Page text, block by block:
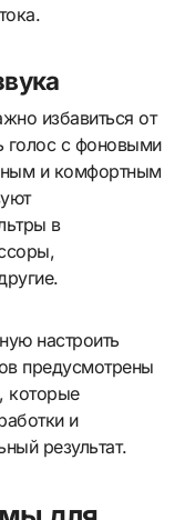
избавиться от
голос с фоновыми
и комфортным
в
настроить
предусмотрены
которые
и
результат.